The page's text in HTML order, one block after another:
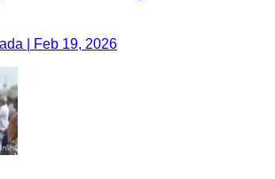
| Feb 19, 2026